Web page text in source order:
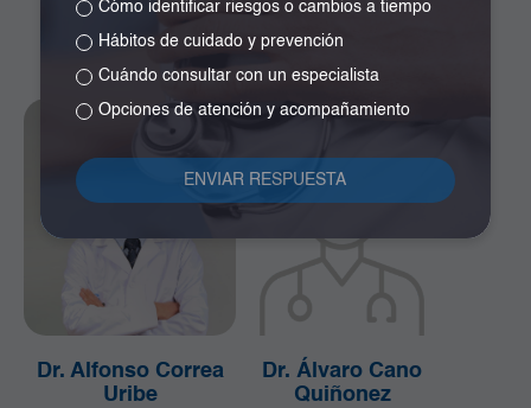
Tumores de Tejidos
Blandos
Dr. Alfonso Correa
Uribe
Dr. Álvaro Cano
Quiñonez
Cómo identificar riesgos o cambios a tiempo
Hábitos de cuidado y prevención
Cuándo consultar con un especialista
Opciones de atención y acompañamiento